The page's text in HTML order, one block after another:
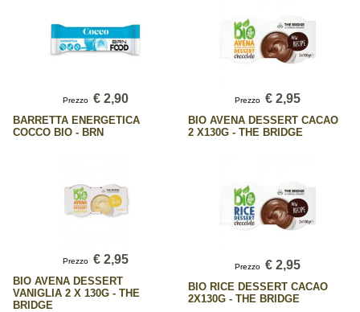
Prezzo € 2,90
BARRETTA ENERGETICA
COCCO BIO - BRN
Prezzo € 2,95
BIO AVENA DESSERT CACAO
2 X130G - THE BRIDGE
Prezzo € 2,95
BIO AVENA DESSERT
VANIGLIA 2 X 130G - THE
BRIDGE
Prezzo € 2,95
BIO RICE DESSERT CACAO
2X130G - THE BRIDGE